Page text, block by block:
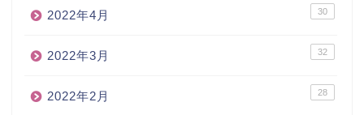
2022年4月 30
2022年3月 32
2022年2月 28